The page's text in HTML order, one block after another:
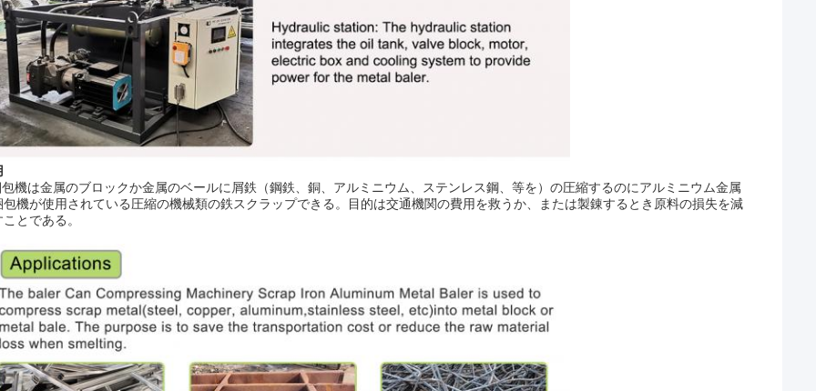
機は金属のブロックか金属のベールに屑鉄（鋼鉄、銅、アルミニウム、ステンレス鋼、等を）の圧縮するのにアルミニウム金属
包機が使用されている圧縮の機械類の鉄スクラップできる。目的は交通機関の費用を救うか、または製錬するとき原料の損失を減
とである。